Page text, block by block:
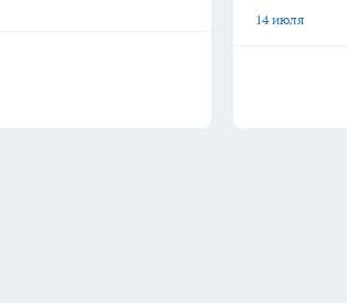
14 июля